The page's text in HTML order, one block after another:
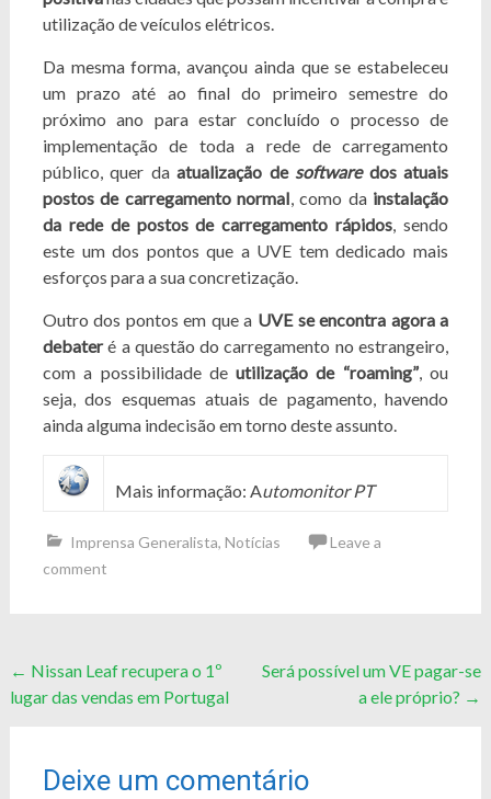
utilização de veículos elétricos.
Da mesma forma, avançou ainda que se estabeleceu
um prazo até ao final do primeiro semestre do
próximo ano para estar concluído o processo de
implementação de toda a rede de carregamento
público, quer daatualização desoftwaredos atuais
postos de carregamento normal, como da instalação
da rede de postos de carregamento rápidos, sendo
este um dos pontos que a UVE tem dedicado mais
esforços para a sua concretização.
Outro dos pontos em que a UVE se encontra agora a
debateré a questão do carregamento no estrangeiro,
com a possibilidade deutilização de “roaming”, ou
seja, dos esquemas atuais de pagamento, havendo
ainda alguma indecisão em torno deste assunto.
Mais informação: Automonitor PT
Imprensa Generalista, Notícias
Leave a
comment
Post
navigation
← Nissan Leaf recupera o 1º
lugar das vendas em Portugal
Será possível um VE pagar-se
a ele próprio? →
Deixe um comentário